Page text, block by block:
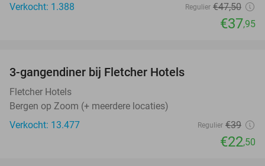
Verkocht: 1.388
Regulier €47,50
€37,95
3-gangendiner bij Fletcher Hotels
Fletcher Hotels
Bergen op Zoom (+ meerdere locaties)
Verkocht: 13.477
Regulier €39
€22,50